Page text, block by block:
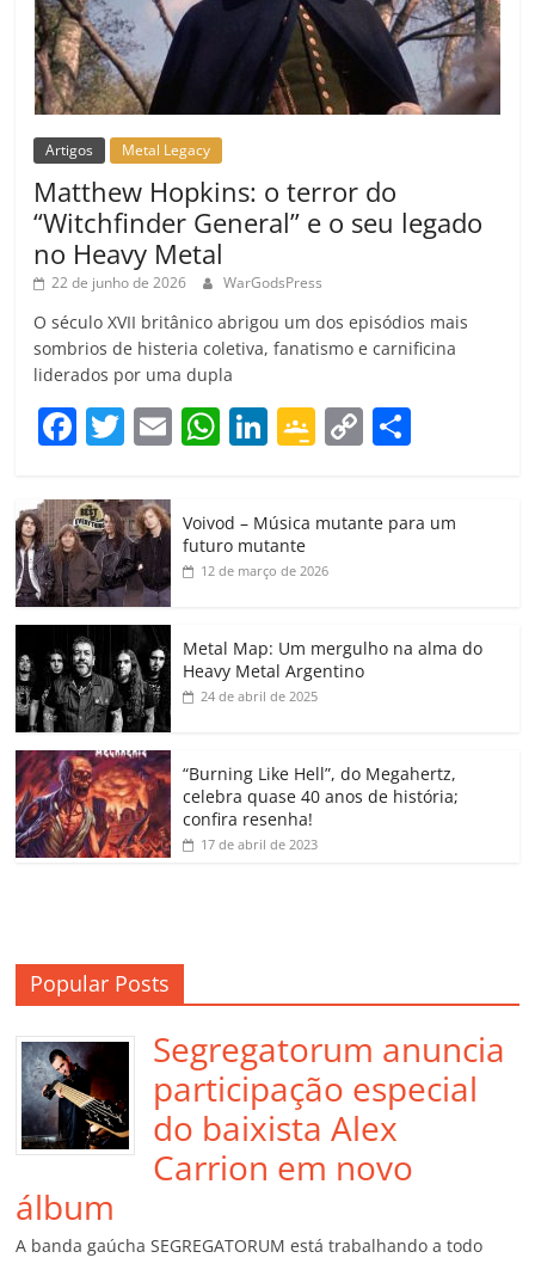
Artigos Metal Legacy
Matthew Hopkins: o terror do
“Witchfinder General” e o seu legado
no Heavy Metal
22 de junho de 2026 WarGodsPress
O século XVII britânico abrigou um dos episódios mais
sombrios de histeria coletiva, fanatismo e carnificina
liderados por uma dupla
F
c
e
b
o
o
k
T
itt
er
E
ai
W
at
s
A
p
Li
k
e
dI
G
gl
e
a
ss
o
m
C
y
k
p
h
Voivod – Música mutante para um
futuro mutante
12 de março de 2026
Metal Map: Um mergulho na alma do
Heavy Metal Argentino
24 de abril de 2025
“Burning Like Hell”, do Megahertz,
celebra quase 40 anos de história;
confira resenha!
17 de abril de 2023
Popular Posts
Segregatorum anuncia
participação especial
do baixista Alex
Carrion em novo
álbum
A banda gaúcha SEGREGATORUM está trabalhando a todo